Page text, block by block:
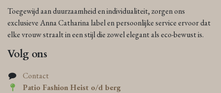
Toegewijd aan duurzaamheid en individualiteit, zorgen ons
exclusieve Anna Catharina label en persoonlijke service ervoor dat
elke vrouw straalt in een stijl die zowel elegant als eco-bewust is.
Volg ons
Contact
Patio Fashion Heist o/d berg